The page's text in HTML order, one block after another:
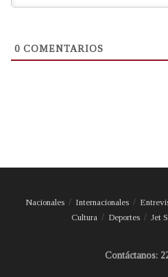
0 COMENTARIOS
Nacionales Internacionales
Cultura
Deportes Jet
Contáctanos: